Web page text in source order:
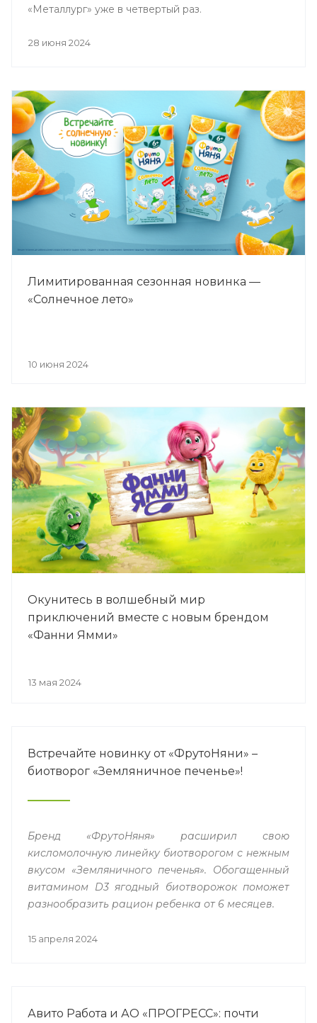
«Металлург» уже в четвертый раз.
28 июня 2024
Лимитированная сезонная новинка —
«Солнечное лето»
10 июня 2024
Окунитесь в волшебный мир
приключений вместе с новым брендом
«Фанни Ямми»
13 мая 2024
Встречайте новинку от «ФрутоНяни» –
биотворог «Земляничное печенье»!
Бренд «ФрутоНяня» расширил свою
кисломолочную линейку биотворогом с нежным
вкусом «Земляничного печенья». Обогащенный
витамином D3 ягодный биотворожок поможет
разнообразить рацион ребенка от 6 месяцев.
15 апреля 2024
Авито Работа и АО «ПРОГРЕСС»: почти